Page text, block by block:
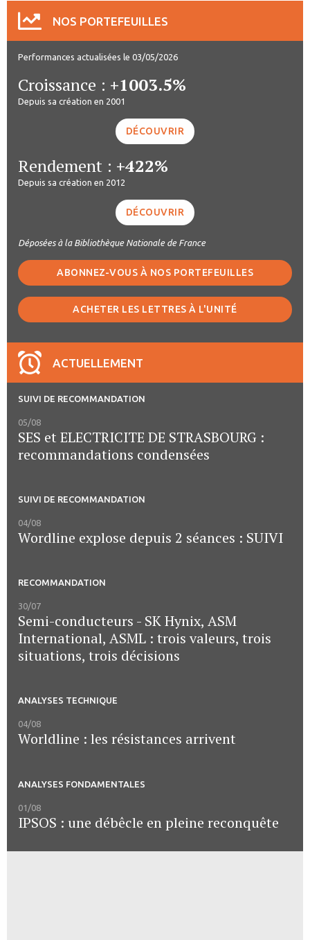
NOS PORTEFEUILLES
Performances actualisées le 03/05/2026
Croissance : +1003.5%
Depuis sa création en 2001
DÉCOUVRIR
Rendement : +422%
Depuis sa création en 2012
DÉCOUVRIR
Déposées à la Bibliothèque Nationale de France
ABONNEZ-VOUS À NOS PORTEFEUILLES
ACHETER LES LETTRES À L'UNITÉ
ACTUELLEMENT
SUIVI DE RECOMMANDATION
05/08
SES et ELECTRICITE DE STRASBOURG :
recommandations condensées
SUIVI DE RECOMMANDATION
04/08
Wordline explose depuis 2 séances : SUIVI
RECOMMANDATION
30/07
Semi-conducteurs - SK Hynix, ASM
International, ASML : trois valeurs, trois
situations, trois décisions
ANALYSES TECHNIQUE
04/08
Worldline : les résistances arrivent
ANALYSES FONDAMENTALES
01/08
IPSOS : une débêcle en pleine reconquête